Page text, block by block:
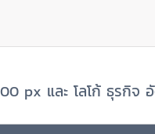
px และ โลโก้ ธุรกิจ